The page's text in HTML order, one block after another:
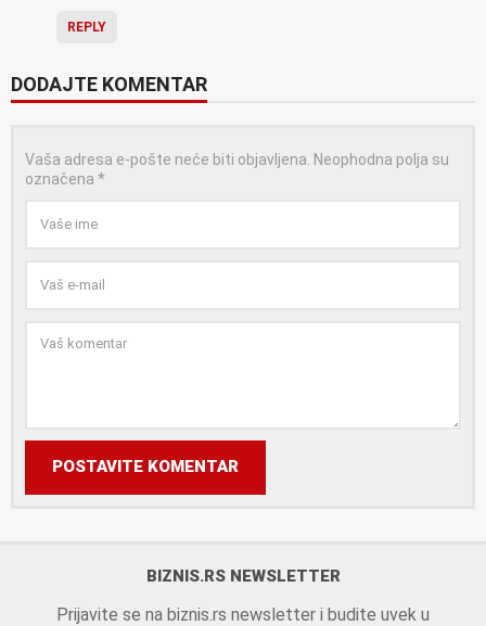
REPLY
DODAJTE KOMENTAR
Vaša adresa e-pošte neće biti objavljena. Neophodna polja su
označena *
POSTAVITE KOMENTAR
BIZNIS.RS NEWSLETTER
Prijavite se na biznis.rs newsletter i budite uvek u